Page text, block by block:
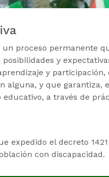
proceso permanente
y
y
alguna, y que garantiza,
educativo, a través de
expedido el decreto
con discapacidad.